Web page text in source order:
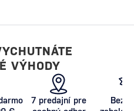
VÝHODY
7 predajní pre